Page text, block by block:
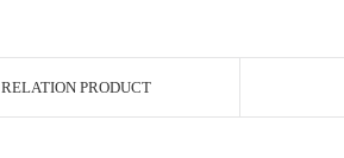
RELATION PRODUCT